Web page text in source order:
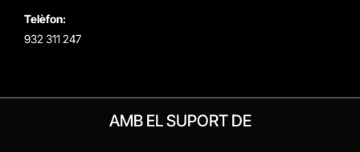
Telèfon:
932 311 247
AMB EL SUPORT DE